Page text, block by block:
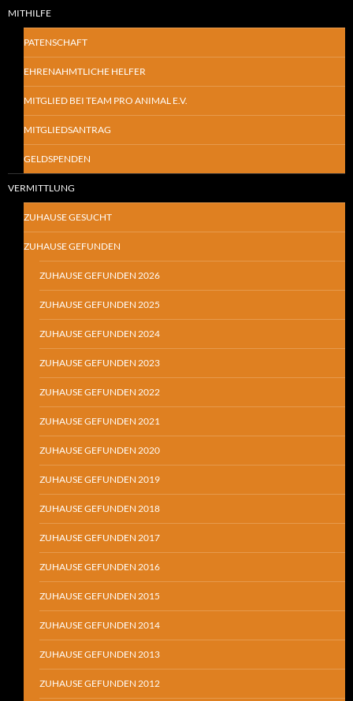
MITHILFE
PATENSCHAFT
EHRENAHMTLICHE HELFER
MITGLIED BEI TEAM PRO ANIMAL E.V.
MITGLIEDSANTRAG
GELDSPENDEN
VERMITTLUNG
ZUHAUSE GESUCHT
ZUHAUSE GEFUNDEN
ZUHAUSE GEFUNDEN 2026
ZUHAUSE GEFUNDEN 2025
ZUHAUSE GEFUNDEN 2024
ZUHAUSE GEFUNDEN 2023
ZUHAUSE GEFUNDEN 2022
ZUHAUSE GEFUNDEN 2021
ZUHAUSE GEFUNDEN 2020
ZUHAUSE GEFUNDEN 2019
ZUHAUSE GEFUNDEN 2018
ZUHAUSE GEFUNDEN 2017
ZUHAUSE GEFUNDEN 2016
ZUHAUSE GEFUNDEN 2015
ZUHAUSE GEFUNDEN 2014
ZUHAUSE GEFUNDEN 2013
ZUHAUSE GEFUNDEN 2012